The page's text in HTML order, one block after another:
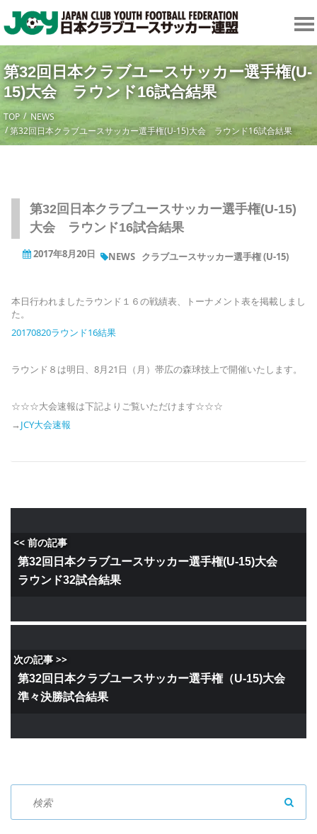
第32回日本クラブユースサッカー選手権(U-
15)大会 ラウンド16試合結果
TOP
NEWS
第32回日本クラブユースサッカー選手権(U-15)大会 ラウンド16試合結果
第32回日本クラブユースサッカー選手権(U-15)
大会 ラウンド16試合結果
2017年8月20日 NEWS クラブユースサッカー選手権 (U-15)
本日行われましたラウンド１６の戦績表、トーナメント表を掲載しまし
た。
20170820ラウンド16結果
ラウンド８は明日、8月21日（月）帯広の森球技上で開催いたします。
☆☆☆大会速報は下記よりご覧いただけます☆☆☆
→ JCY大会速報
<< 前の記事
第32回日本クラブユースサッカー選手権(U-15)大会
ラウンド32試合結果
次の記事 >>
第32回日本クラブユースサッカー選手権（U-15)大会
準々決勝試合結果